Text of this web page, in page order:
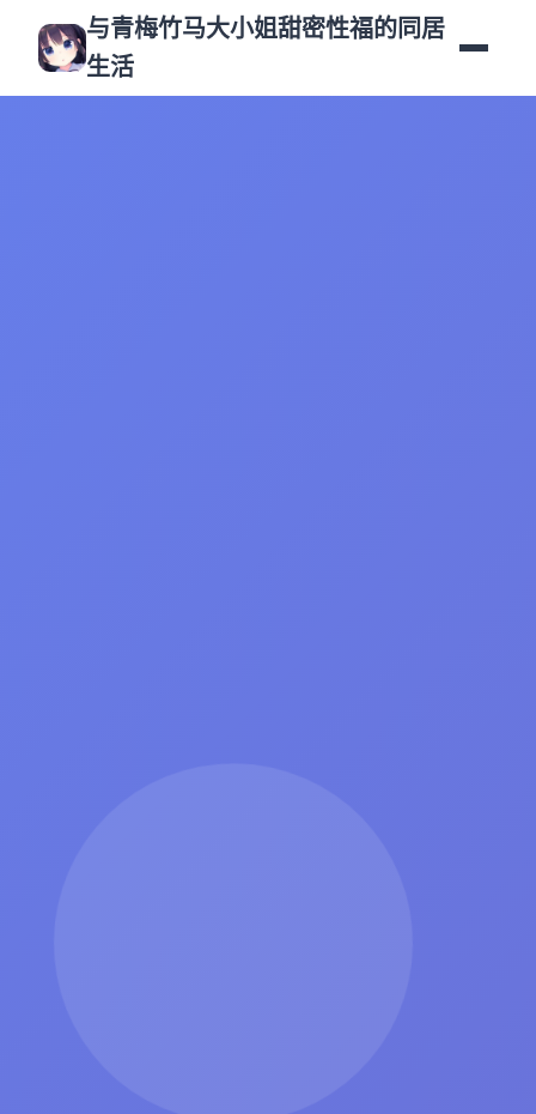
与青梅竹马大小姐甜密性福的同居
生活